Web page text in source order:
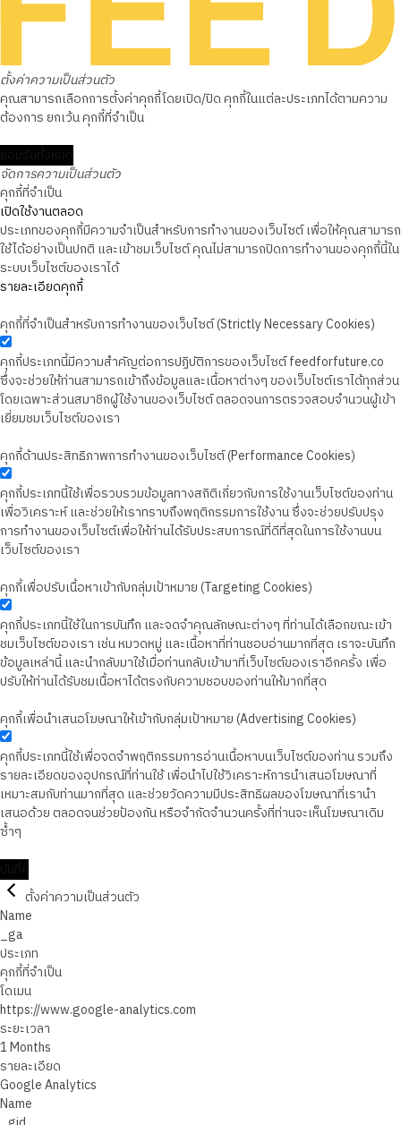
ตั้งค่าความเป็นส่วนตัว
คุณสามารถเลือกการตั้งค่าคุกกี้โดยเปิด/ปิด คุกกี้ในแต่ละประเภทได้ตามความ
ต้องการ ยกเว้น คุกกี้ที่จำเป็น
จัดการความเป็นส่วนตัว
คุกกี้ที่จำเป็น
เปิดใช้งานตลอด
ประเภทของคุกกี้มีความจำเป็นสำหรับการทำงานของเว็บไซต์ เพื่อให้คุณสามารถ
ใช้ได้อย่างเป็นปกติ และเข้าชมเว็บไซต์ คุณไม่สามารถปิดการทำงานของคุกกี้นี้ใน
ระบบเว็บไซต์ของเราได้
รายละเอียดคุกกี้
คุกกี้ที่จำเป็นสำหรับการทำงานของเว็บไซต์ (Strictly Necessary Cookies)
คุกกี้ประเภทนี้มีความสำคัญต่อการปฏิบัติการของเว็บไซต์ feedforfuture.co
ซึ่งจะช่วยให้ท่านสามารถเข้าถึงข้อมูลและเนื้อหาต่างๆ ของเว็บไซต์เราได้ทุกส่วน
โดยเฉพาะส่วนสมาชิกผู้ใช้งานของเว็บไซต์ ตลอดจนการตรวจสอบจำนวนผู้เข้า
เยี่ยมชมเว็บไซต์ของเรา
คุกกี้ด้านประสิทธิภาพการทำงานของเว็บไซต์ (Performance Cookies)
คุกกี้ประเภทนี้ใช้เพื่อรวบรวมข้อมูลทางสถิติเกี่ยวกับการใช้งานเว็บไซต์ของท่าน
เพื่อวิเคราะห์ และช่วยให้เราทราบถึงพฤติกรรมการใช้งาน ซึ่งจะช่วยปรับปรุง
การทำงานของเว็บไซต์เพื่อให้ท่านได้รับประสบการณ์ที่ดีที่สุดในการใช้งานบน
เว็บไซต์ของเรา
คุกกี้เพื่อปรับเนื้อหาเข้ากับกลุ่มเป้าหมาย (Targeting Cookies)
คุกกี้ประเภทนี้ใช้ในการบันทึก และจดจำคุณลักษณะต่างๆ ที่ท่านได้เลือกขณะเข้า
ชมเว็บไซต์ของเรา เช่น หมวดหมู่ และเนื้อหาที่ท่านชอบอ่านมากที่สุด เราจะบันทึก
ข้อมูลเหล่านี้ และนำกลับมาใช้เมื่อท่านกลับเข้ามาที่เว็บไซต์ของเราอีกครั้ง เพื่อ
ปรับให้ท่านได้รับชมเนื้อหาได้ตรงกับความชอบของท่านให้มากที่สุด
คุกกี้เพื่อนำเสนอโฆษณาให้เข้ากับกลุ่มเป้าหมาย (Advertising Cookies)
คุกกี้ประเภทนี้ใช้เพื่อจดจำพฤติกรรมการอ่านเนื้อหาบนเว็บไซต์ของท่าน รวมถึง
รายละเอียดของอุปกรณ์ที่ท่านใช้ เพื่อนำไปใช้วิเคราะห์การนำเสนอโฆษณาที่
เหมาะสมกับท่านมากที่สุด และช่วยวัดความมีประสิทธิผลของโฆษณาที่เรานำ
เสนอด้วย ตลอดจนช่วยป้องกัน หรือจำกัดจำนวนครั้งที่ท่านจะเห็นโฆษณาเดิม
ซ้ำๆ
ตั้งค่าความเป็นส่วนตัว
Name
_ga
ประเภท
คุกกี้ที่จำเป็น
โดเมน
https://www.google-analytics.com
ระยะเวลา
1 Months
รายละเอียด
Google Analytics
Name